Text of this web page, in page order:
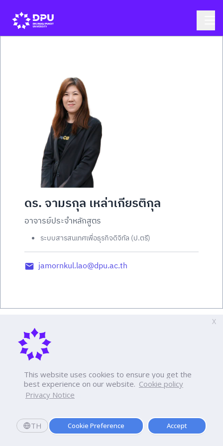
This website uses cookies to ensure you get the
best experience on our website. Cookie policy
Privacy Notice
TH Cookie Preference Accept
X
ดร. จามรกุล เหล่าเกียรติกุล
อาจารย์ประจำหลักสูตร
ระบบสารสนเทศเพื่อธุรกิจดิจิทัล (ป.ตรี)
jamornkul.lao@dpu.ac.th